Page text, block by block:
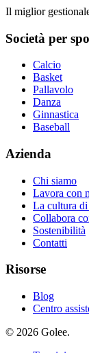
Il miglior
Società per
Calcio
Basket
Pallavolo
Danza
Ginnastica
Baseball
Azienda
Chi siamo
Lavora con
La cultura
Collabora
Sostenibilità
Contatti
Risorse
Blog
Centro
© 2026 Golee.